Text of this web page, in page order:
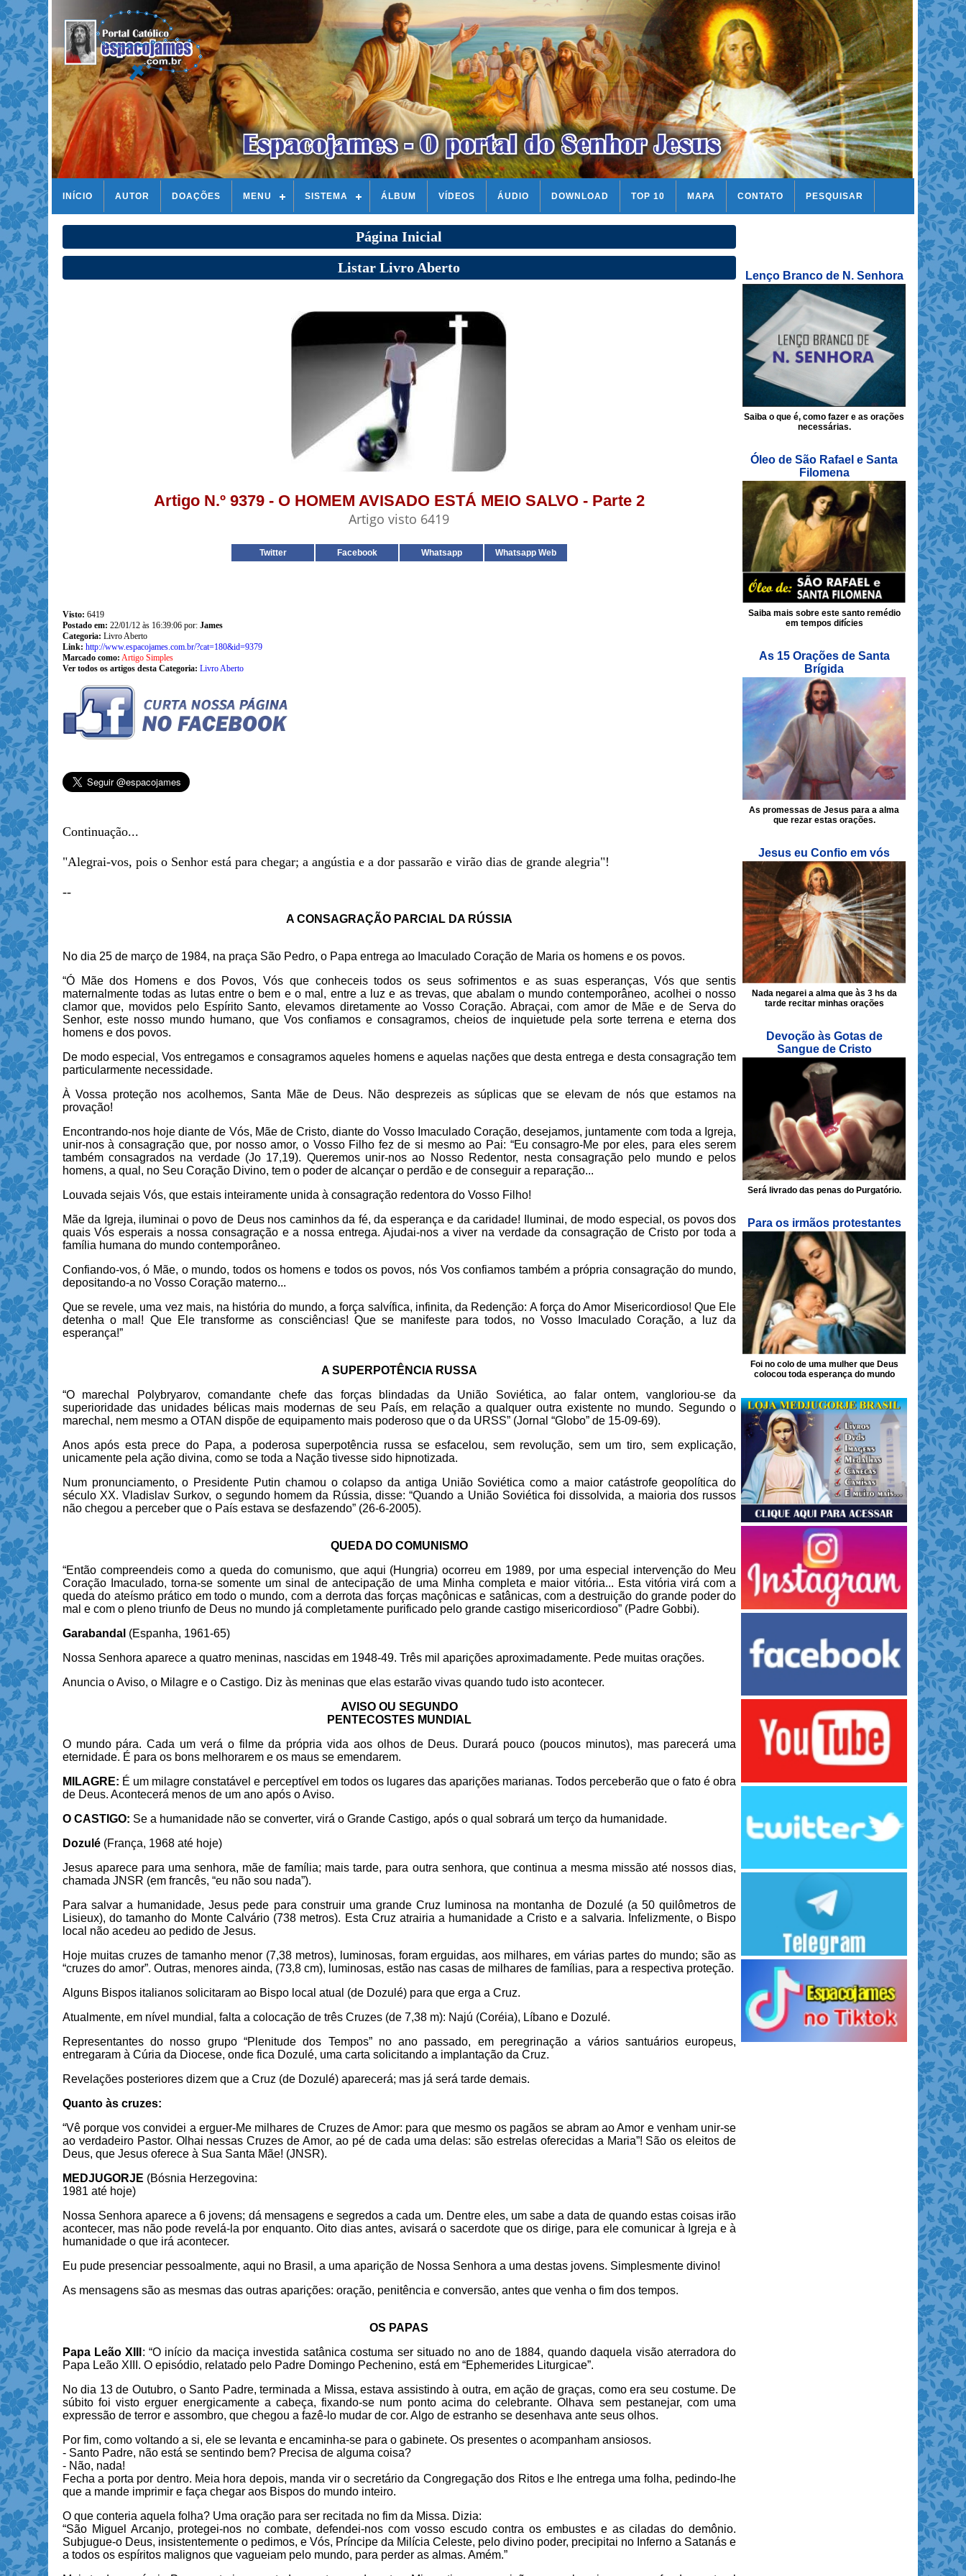
INÍCIO AUTOR DOAÇÕES MENU SISTEMA ÁLBUM VÍDEOS ÁUDIO DOWNLOAD TOP 10 MAPA CONTATO PESQUISAR
Página Inicial
Listar Livro Aberto
Artigo N.º 9379 - O HOMEM AVISADO ESTÁ MEIO SALVO - Parte 2
Artigo visto 6419
Twitter Facebook Whatsapp Whatsapp Web
Visto: 6419
Postado em: 22/01/12 às 16:39:06 por: James
Categoria: Livro Aberto
Link: http://www.espacojames.com.br/?cat=180&id=9379
Marcado como: Artigo Simples
Ver todos os artigos desta Categoria: Livro Aberto
Continuação...
"Alegrai-vos, pois o Senhor está para chegar; a angústia e a dor passarão e virão dias de grande alegria"!
--
A CONSAGRAÇÃO PARCIAL DA RÚSSIA
No dia 25 de março de 1984, na praça São Pedro, o Papa entrega ao Imaculado Coração de Maria os homens e os povos.
“Ó Mãe dos Homens e dos Povos, Vós que conheceis todos os seus sofrimentos e as suas esperanças, Vós que sentis
maternalmente todas as lutas entre o bem e o mal, entre a luz e as trevas, que abalam o mundo contemporâneo, acolhei o nosso
clamor que, movidos pelo Espírito Santo, elevamos diretamente ao Vosso Coração. Abraçai, com amor de Mãe e de Serva do
Senhor, este nosso mundo humano, que Vos confiamos e consagramos, cheios de inquietude pela sorte terrena e eterna dos
homens e dos povos.
De modo especial, Vos entregamos e consagramos aqueles homens e aquelas nações que desta entrega e desta consagração tem
particularmente necessidade.
À Vossa proteção nos acolhemos, Santa Mãe de Deus. Não desprezeis as súplicas que se elevam de nós que estamos na
provação!
Encontrando-nos hoje diante de Vós, Mãe de Cristo, diante do Vosso Imaculado Coração, desejamos, juntamente com toda a Igreja,
unir-nos à consagração que, por nosso amor, o Vosso Filho fez de si mesmo ao Pai: “Eu consagro-Me por eles, para eles serem
também consagrados na verdade (Jo 17,19). Queremos unir-nos ao Nosso Redentor, nesta consagração pelo mundo e pelos
homens, a qual, no Seu Coração Divino, tem o poder de alcançar o perdão e de conseguir a reparação...
Louvada sejais Vós, que estais inteiramente unida à consagração redentora do Vosso Filho!
Mãe da Igreja, iluminai o povo de Deus nos caminhos da fé, da esperança e da caridade! Iluminai, de modo especial, os povos dos
quais Vós esperais a nossa consagração e a nossa entrega. Ajudai-nos a viver na verdade da consagração de Cristo por toda a
família humana do mundo contemporâneo.
Confiando-vos, ó Mãe, o mundo, todos os homens e todos os povos, nós Vos confiamos também a própria consagração do mundo,
depositando-a no Vosso Coração materno...
Que se revele, uma vez mais, na história do mundo, a força salvífica, infinita, da Redenção: A força do Amor Misericordioso! Que Ele
detenha o mal! Que Ele transforme as consciências! Que se manifeste para todos, no Vosso Imaculado Coração, a luz da
esperança!”
A SUPERPOTÊNCIA RUSSA
“O marechal Polybryarov, comandante chefe das forças blindadas da União Soviética, ao falar ontem, vangloriou-se da
superioridade das unidades bélicas mais modernas de seu País, em relação a qualquer outra existente no mundo. Segundo o
marechal, nem mesmo a OTAN dispõe de equipamento mais poderoso que o da URSS” (Jornal “Globo” de 15-09-69).
Anos após esta prece do Papa, a poderosa superpotência russa se esfacelou, sem revolução, sem um tiro, sem explicação,
unicamente pela ação divina, como se toda a Nação tivesse sido hipnotizada.
Num pronunciamento, o Presidente Putin chamou o colapso da antiga União Soviética como a maior catástrofe geopolítica do
século XX. Vladislav Surkov, o segundo homem da Rússia, disse: “Quando a União Soviética foi dissolvida, a maioria dos russos
não chegou a perceber que o País estava se desfazendo” (26-6-2005).
QUEDA DO COMUNISMO
“Então compreendeis como a queda do comunismo, que aqui (Hungria) ocorreu em 1989, por uma especial intervenção do Meu
Coração Imaculado, torna-se somente um sinal de antecipação de uma Minha completa e maior vitória... Esta vitória virá com a
queda do ateísmo prático em todo o mundo, com a derrota das forças maçônicas e satânicas, com a destruição do grande poder do
mal e com o pleno triunfo de Deus no mundo já completamente purificado pelo grande castigo misericordioso” (Padre Gobbi).
Garabandal (Espanha, 1961-65)
Nossa Senhora aparece a quatro meninas, nascidas em 1948-49. Três mil aparições aproximadamente. Pede muitas orações.
Anuncia o Aviso, o Milagre e o Castigo. Diz às meninas que elas estarão vivas quando tudo isto acontecer.
AVISO OU SEGUNDO
PENTECOSTES MUNDIAL
O mundo pára. Cada um verá o filme da própria vida aos olhos de Deus. Durará pouco (poucos minutos), mas parecerá uma
eternidade. É para os bons melhorarem e os maus se emendarem.
MILAGRE: É um milagre constatável e perceptível em todos os lugares das aparições marianas. Todos perceberão que o fato é obra
de Deus. Acontecerá menos de um ano após o Aviso.
O CASTIGO: Se a humanidade não se converter, virá o Grande Castigo, após o qual sobrará um terço da humanidade.
Dozulé (França, 1968 até hoje)
Jesus aparece para uma senhora, mãe de família; mais tarde, para outra senhora, que continua a mesma missão até nossos dias,
chamada JNSR (em francês, “eu não sou nada”).
Para salvar a humanidade, Jesus pede para construir uma grande Cruz luminosa na montanha de Dozulé (a 50 quilômetros de
Lisieux), do tamanho do Monte Calvário (738 metros). Esta Cruz atrairia a humanidade a Cristo e a salvaria. Infelizmente, o Bispo
local não acedeu ao pedido de Jesus.
Hoje muitas cruzes de tamanho menor (7,38 metros), luminosas, foram erguidas, aos milhares, em várias partes do mundo; são as
“cruzes do amor”. Outras, menores ainda, (73,8 cm), luminosas, estão nas casas de milhares de famílias, para a respectiva proteção.
Alguns Bispos italianos solicitaram ao Bispo local atual (de Dozulé) para que erga a Cruz.
Atualmente, em nível mundial, falta a colocação de três Cruzes (de 7,38 m): Najú (Coréia), Líbano e Dozulé.
Representantes do nosso grupo “Plenitude dos Tempos” no ano passado, em peregrinação a vários santuários europeus,
entregaram à Cúria da Diocese, onde fica Dozulé, uma carta solicitando a implantação da Cruz.
Revelações posteriores dizem que a Cruz (de Dozulé) aparecerá; mas já será tarde demais.
Quanto às cruzes:
“Vê porque vos convidei a erguer-Me milhares de Cruzes de Amor: para que mesmo os pagãos se abram ao Amor e venham unir-se
ao verdadeiro Pastor. Olhai nessas Cruzes de Amor, ao pé de cada uma delas: são estrelas oferecidas a Maria”! São os eleitos de
Deus, que Jesus oferece à Sua Santa Mãe! (JNSR).
MEDJUGORJE (Bósnia Herzegovina:
1981 até hoje)
Nossa Senhora aparece a 6 jovens; dá mensagens e segredos a cada um. Dentre eles, um sabe a data de quando estas coisas irão
acontecer, mas não pode revelá-la por enquanto. Oito dias antes, avisará o sacerdote que os dirige, para ele comunicar à Igreja e à
humanidade o que irá acontecer.
Eu pude presenciar pessoalmente, aqui no Brasil, a uma aparição de Nossa Senhora a uma destas jovens. Simplesmente divino!
As mensagens são as mesmas das outras aparições: oração, penitência e conversão, antes que venha o fim dos tempos.
OS PAPAS
Papa Leão XIII : “O início da maciça investida satânica costuma ser situado no ano de 1884, quando daquela visão aterradora do
Papa Leão XIII. O episódio, relatado pelo Padre Domingo Pechenino, está em “Ephemerides Liturgicae”.
No dia 13 de Outubro, o Santo Padre, terminada a Missa, estava assistindo à outra, em ação de graças, como era seu costume. De
súbito foi visto erguer energicamente a cabeça, fixando-se num ponto acima do celebrante. Olhava sem pestanejar, com uma
expressão de terror e assombro, que chegou a fazê-lo mudar de cor. Algo de estranho se desenhava ante seus olhos.
Por fim, como voltando a si, ele se levanta e encaminha-se para o gabinete. Os presentes o acompanham ansiosos.
- Santo Padre, não está se sentindo bem? Precisa de alguma coisa?
- Não, nada!
Fecha a porta por dentro. Meia hora depois, manda vir o secretário da Congregação dos Ritos e lhe entrega uma folha, pedindo-lhe
que a mande imprimir e faça chegar aos Bispos do mundo inteiro.
O que conteria aquela folha? Uma oração para ser recitada no fim da Missa. Dizia:
“São Miguel Arcanjo, protegei-nos no combate, defendei-nos com vosso escudo contra os embustes e as ciladas do demônio.
Subjugue-o Deus, insistentemente o pedimos, e Vós, Príncipe da Milícia Celeste, pelo divino poder, precipitai no Inferno a Satanás e
a todos os espíritos malignos que vagueiam pelo mundo, para perder as almas. Amém.”
Lenço Branco de N. Senhora
Saiba o que é, como fazer e as orações
necessárias.
Óleo de São Rafael e Santa
Filomena
Saiba mais sobre este santo remédio
em tempos difícies
As 15 Orações de Santa
Brígida
As promessas de Jesus para a alma
que rezar estas orações.
Jesus eu Confio em vós
Nada negarei a alma que às 3 hs da
tarde recitar minhas orações
Devoção às Gotas de
Sangue de Cristo
Será livrado das penas do Purgatório.
Para os irmãos protestantes
Foi no colo de uma mulher que Deus
colocou toda esperança do mundo